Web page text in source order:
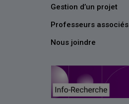
Gestion d’un projet
Professeurs associés
Nous joindre